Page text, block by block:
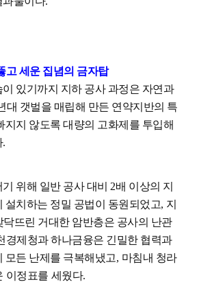
고 세운 집념의 금자탑
있기까지 지하 공사 과정은 자연과
대 갯벌을 매립해 만든 연약지반의 특
지지 않도록 대량의 고화제를 투입해
.
위해 일반 공사 대비 2배 이상의 지
설치하는 정밀 공법이 동원되었고, 지
닥뜨린 거대한 암반층은 공사의 난관
경제청과 하나금융은 긴밀한 협력과
모든 난제를 극복해냈고, 마침내 청라
이정표를 세웠다.